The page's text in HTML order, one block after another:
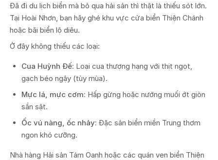
Đã đi du lịch biển mà bỏ qua hải sản thì thật là thiếu sót lớn.
Tại Hoài Nhơn, bạn hãy ghé khu vực cửa biển Thiện Chánh
hoặc bãi biển lộ diêu.
Ở đây không thiếu các loại:
Cua Huỳnh Đế: Loại cua thượng hạng với thịt ngọt,
gạch béo ngậy (tùy mùa).
Mực lá, mực cơm: Hấp gừng hoặc nướng muối ớt giòn
sần sật.
Ốc vú nàng, ốc nhảy: Đặc sản biển miền Trung thơm
ngon khó cưỡng.
Nhà hàng Hải sản Tám Oanh hoặc các quán ven biển Thiện